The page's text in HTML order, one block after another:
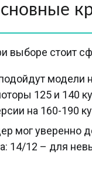
выборе стоит
модели
125 и 140
на 160-190
мог уверенно
14/12 – для